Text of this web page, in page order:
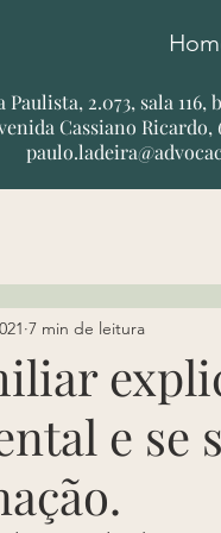
Paulista, 2.073, sala
Cassiano Ricardo,
e se
7 min de leitura